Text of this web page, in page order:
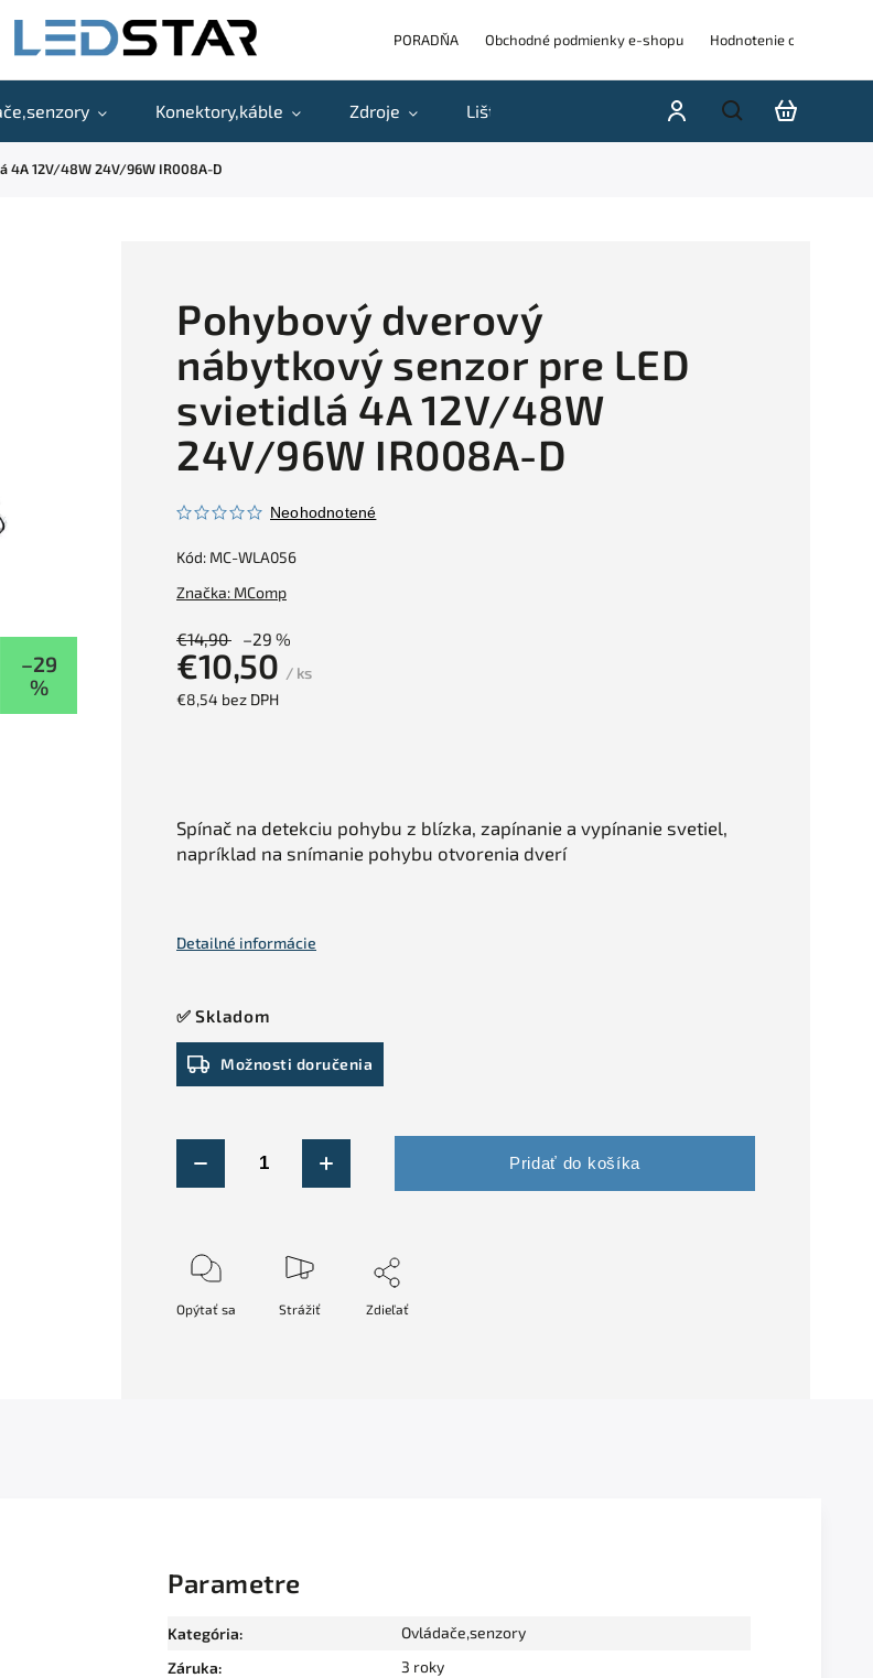
PORADŇA Obchodné podmienky e-shopu Hodnotenie obchodu
Konektory,káble Zdroje Lišty Akcie a výpredaje Blog
4A 12V/48W 24V/96W IR008A-D
–29
%
Pohybový dverový
nábytkový senzor pre LED
svietidlá 4A 12V/48W
24V/96W IR008A-D
Neohodnotené
Kód: MC-WLA056
Značka: MComp
€14,90 –29 %
€10,50 / ks
€8,54 bez DPH
✅ Skladom
Možnosti doručenia
Pridať do košíka
Spínač na detekciu pohybu z blízka, zapínanie a vypínanie svetiel,
napríklad na snímanie pohybu otvorenia dverí
Detailné informácie
Opýtať sa Strážiť Zdieľať
Parametre
Kategória:
Ovládače,senzory
Záruka:
3 roky